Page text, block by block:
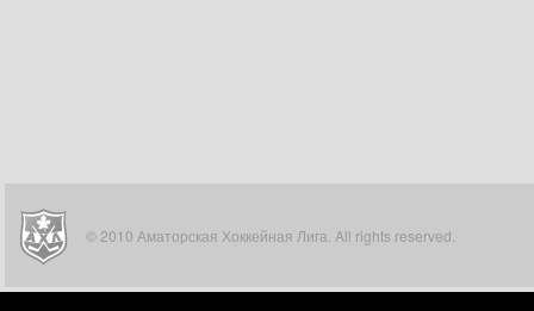
© 2010 Аматорская Хоккейная Лига. All rights reserved.